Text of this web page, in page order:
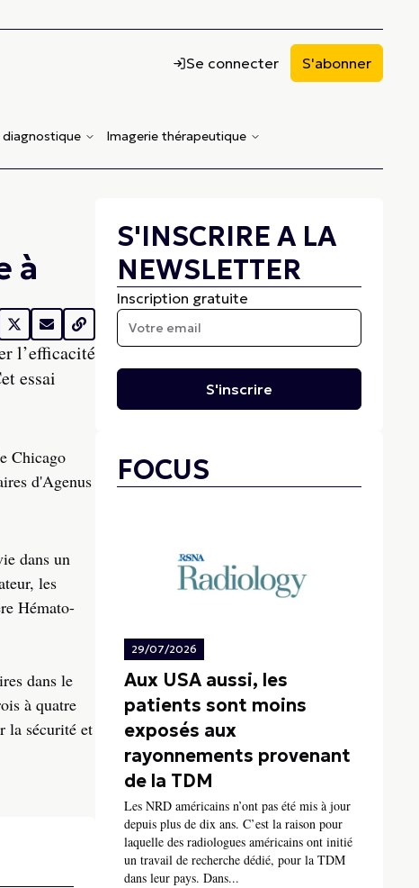
Se connecter S'abonner
diagnostique Imagerie thérapeutique
à
l’efficacité
essai
Chicago
d'Agenus
dans un
les
Hémato-
dans le
à quatre
la sécurité et
S'INSCRIRE A LA
NEWSLETTER
Inscription gratuite
S'inscrire
FOCUS
29/07/2026
Aux USA aussi, les
patients sont moins
exposés aux
rayonnements provenant
de la TDM
Les NRD américains n’ont pas été mis à jour
depuis plus de dix ans. C’est la raison pour
laquelle des radiologues américains ont initié
un travail de recherche dédié, pour la TDM
dans leur pays. Dans...